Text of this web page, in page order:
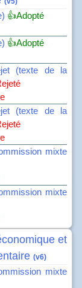
👍Adopté
👍Adopté
(texte de la
(texte de la
mixte
mixte
et
(v6)
mixte